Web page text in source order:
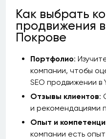
Как выбрать
продвижения
Покрове
Портфолио:
компании, чтобы
SEO продвижении в
Отзывы клиентов:
и рекомендациями
Опыт и
компании есть